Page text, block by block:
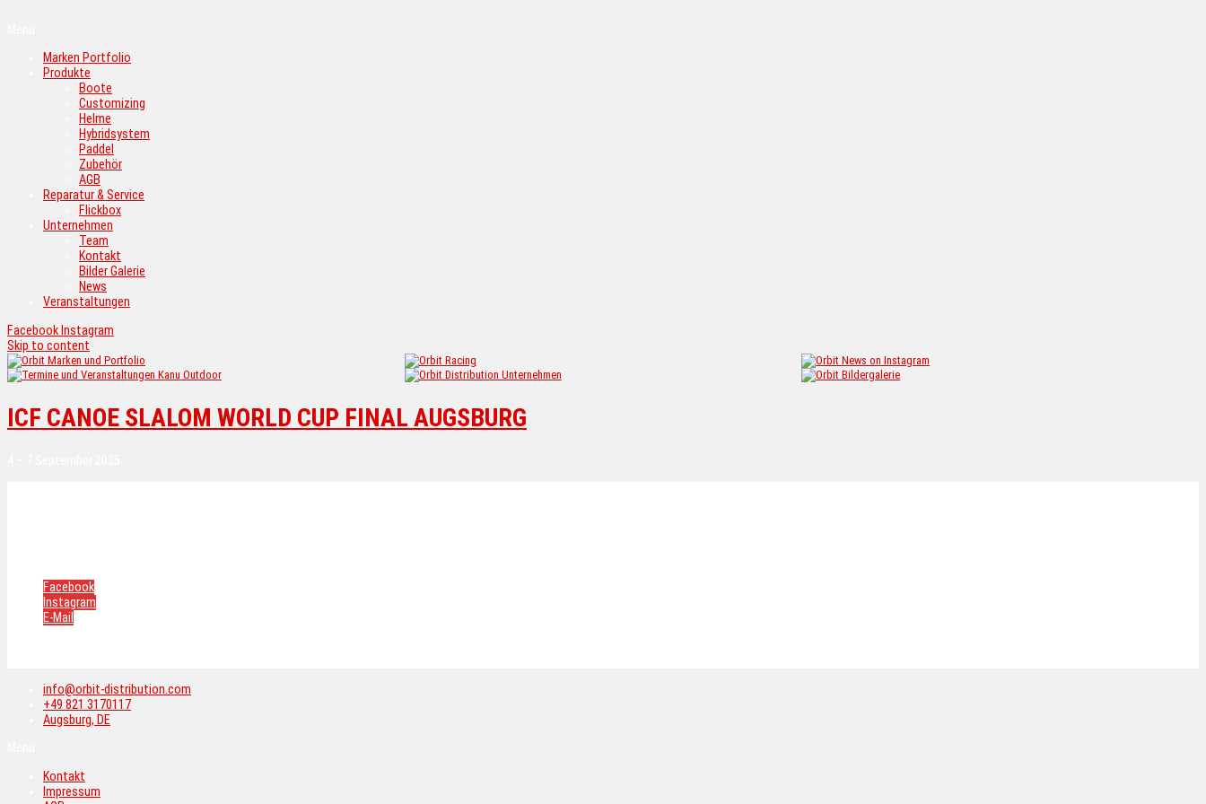
Marken Portfolio
Produkte
Boote
Customizing
Helme
Hybridsystem
Paddel
Zubehör
AGB
Reparatur & Service
Flickbox
Unternehmen
Team
Kontakt
Bilder Galerie
News
Veranstaltungen
Facebook Instagram
Skip to content
ICF CANOE SLALOM WORLD CUP FINAL AUGSBURG
Facebook
Instagram
E-Mail
info@orbit-distribution.com
+49 821 3170117
Augsburg, DE
Kontakt
Impressum